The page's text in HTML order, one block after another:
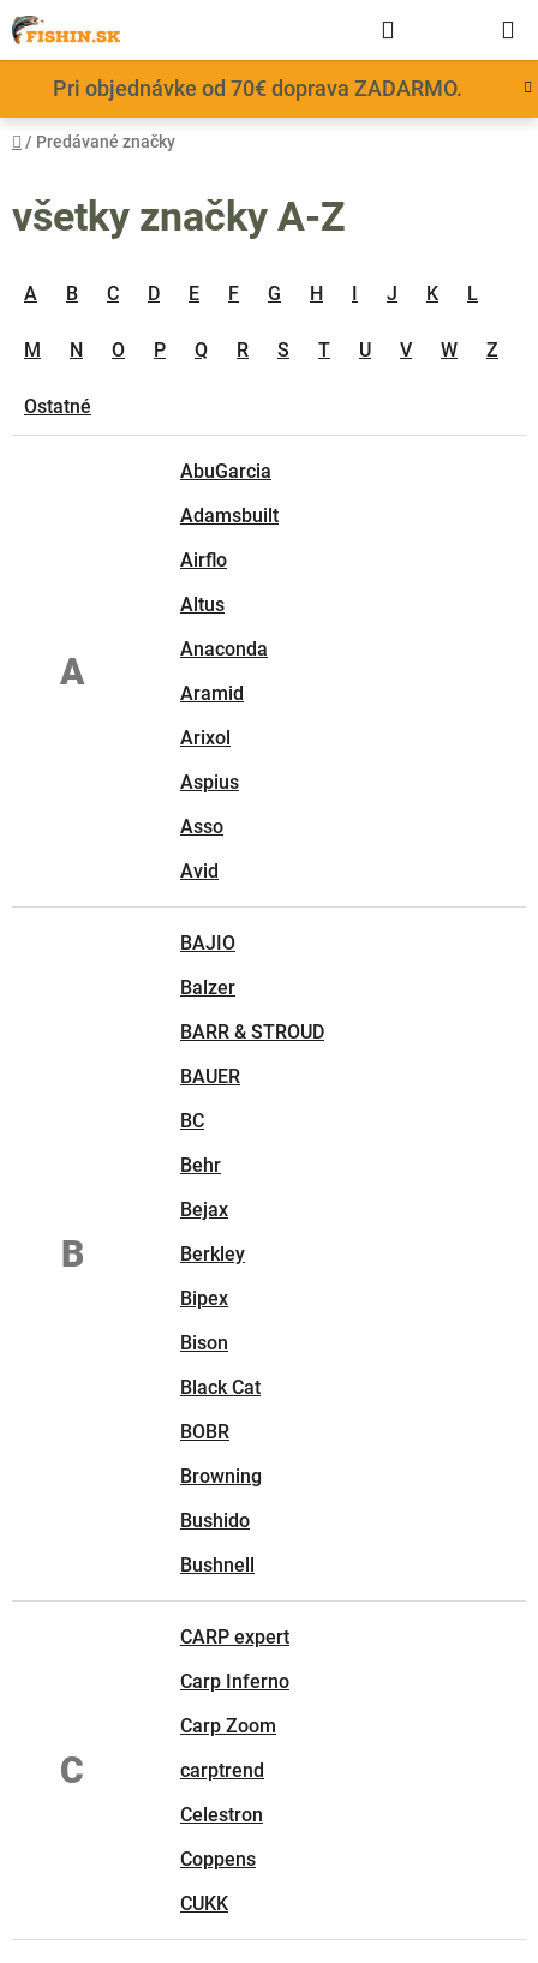
Prejsť
na
obsah
Pri objednávke od 70€ doprava ZADARMO.
KOŠÍK
Domov
/ Predávané značky
všetky značky A-Z
A B C D E F G H J K L
M N O P Q R S T U V W Z
Ostatné
A
AbuGarcia
Adamsbuilt
Airflo
Altus
Anaconda
Aramid
Arixol
Aspius
Asso
Avid
B
BAJIO
Balzer
BARR & STROUD
BAUER
BC
Behr
Bejax
Berkley
Bipex
Bison
Black Cat
BOBR
Browning
Bushido
Bushnell
C
CARP expert
Carp Inferno
Carp Zoom
carptrend
Celestron
Coppens
CUKK